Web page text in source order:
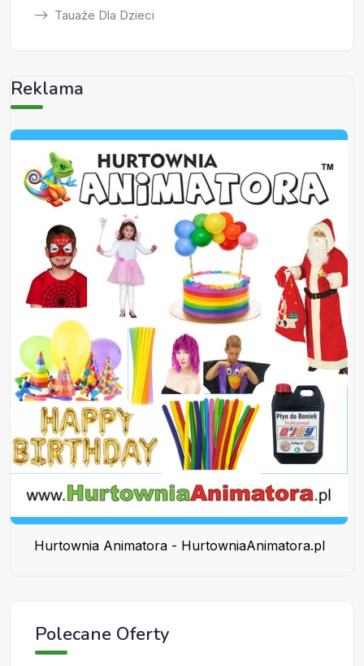
Tauaże Dla Dzieci
Reklama
Hurtownia Animatora - HurtowniaAnimatora.pl
Polecane Oferty